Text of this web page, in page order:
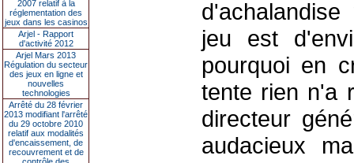
2007 relatif à la
réglementation des
jeux dans les casinos
Arjel - Rapport
d'activité 2012
Arjel Mars 2013
Régulation du secteur
des jeux en ligne et
nouvelles
technologies
Arrêté du 28 février
2013 modifiant l'arrêté
du 29 octobre 2010
relatif aux modalités
d'encaissement, de
recouvrement et de
jeu est
pourquoi en
tente rien n'a
directeur
audacieux